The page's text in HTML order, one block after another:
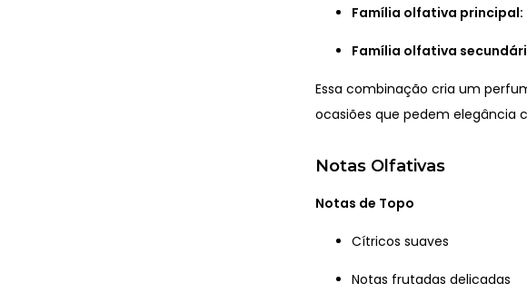
Família olfativa principal:
Família olfativa
Essa combinação cria um
ocasiões que pedem elegância
Notas Olfativas
Notas de Topo
Cítricos suaves
Notas frutadas delicadas